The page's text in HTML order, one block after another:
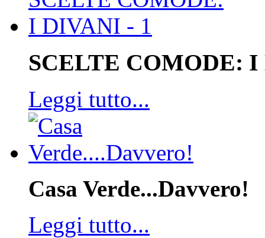
SCELTE COMODE:
Leggi tutto...
Casa Verde...Davvero!
Leggi tutto...